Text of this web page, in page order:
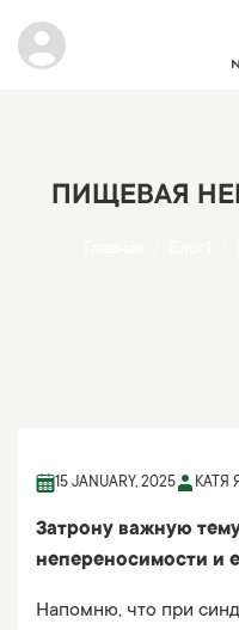
ПИЩЕВАЯ
15 JANUARY, 2025 КАТЯ
Затрону важную
непереносимости и
Напомню, что при